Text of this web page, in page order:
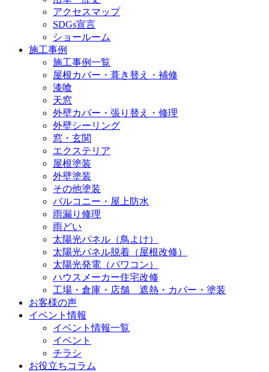
アクセスマップ
SDGs宣言
ショールーム
施工事例
施工事例一覧
屋根カバー・葺き替え・補修
漆喰
天窓
外壁カバー・張り替え・修理
外壁シーリング
窓・玄関
エクステリア
屋根塗装
外壁塗装
その他塗装
バルコニー・屋上防水
雨漏り修理
雨どい
太陽光パネル（鳥よけ）
太陽光パネル脱着（屋根改修）
太陽光発電（パワコン）
ハウスメーカー住宅改修
工場・倉庫・店舗 遮熱・カバー・塗装
お客様の声
イベント情報
イベント情報一覧
イベント
チラシ
お役立ちコラム